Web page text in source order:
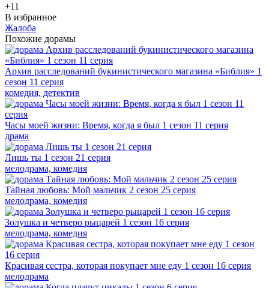
+11
В избранное
Жалоба
Похожие дорамы
Архив расследований букинистического магазина «Библия» 1
сезон 11 серия
комедия, детектив
Часы моей жизни: Время, когда я был 1 сезон 11 серия
драма
Лишь ты 1 сезон 21 серия
мелодрама, комедия
Тайная любовь: Мой мальчик 2 сезон 25 серия
мелодрама, комедия
Золушка и четверо рыцарей 1 сезон 16 серия
мелодрама, комедия
Красивая сестра, которая покупает мне еду 1 сезон 16 серия
мелодрама